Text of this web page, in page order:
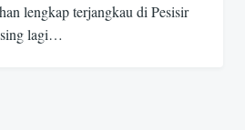
lengkap terjangkau di Pesisir
lagi…